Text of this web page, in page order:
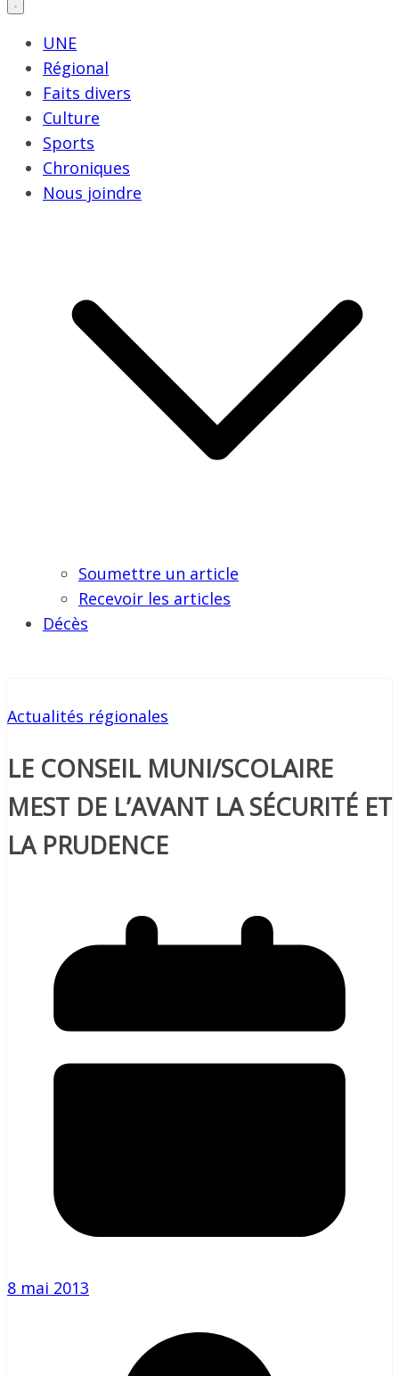
UNE
Régional
Faits divers
Culture
Sports
Chroniques
Nous joindre
Soumettre un article
Recevoir les articles
Décès
Actualités régionales
LE CONSEIL MUNI/SCOLAIRE
MEST DE L’AVANT LA SÉCURITÉ ET
LA PRUDENCE
8 mai 2013